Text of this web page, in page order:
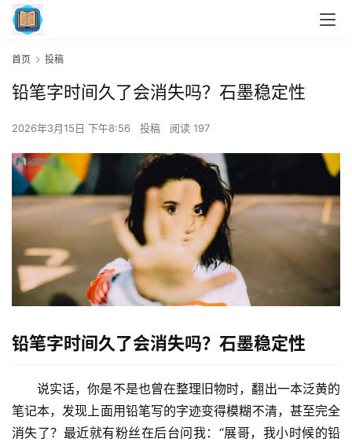
首页 投稿
铅笔字时间久了会消失吗？石墨稳定性
2026年3月15日 下午8:56 投稿 阅读 197
铅笔字时间久了会消失吗？石墨稳定性
说实话，你是不是也曾在整理旧物时，翻出一本泛黄的
笔记本，发现上面用铅笔写的字迹变得模糊不清，甚至完全
消失了？最近就有粉丝在后台问我：“展哥，我小时候的铅